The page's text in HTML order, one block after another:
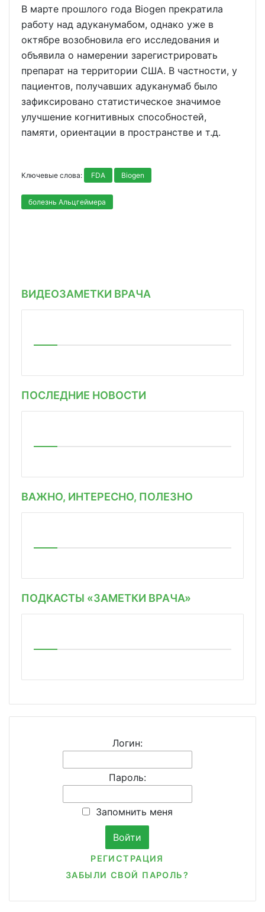
В марте прошлого года Biogen прекратила
работу над адуканумабом, однако уже в
октябре возобновила его исследования и
объявила о намерении зарегистрировать
препарат на территории США. В частности, у
пациентов, получавших адуканумаб было
зафиксировано статистическое значимое
улучшение когнитивных способностей,
памяти, ориентации в пространстве и т.д.
Ключевые слова: FDA Biogen
болезнь Альцгеймера
ВИДЕОЗАМЕТКИ ВРАЧА
ПОСЛЕДНИЕ НОВОСТИ
ВАЖНО, ИНТЕРЕСНО, ПОЛЕЗНО
ПОДКАСТЫ «ЗАМЕТКИ ВРАЧА»
Логин:
Пароль:
Запомнить меня
РЕГИСТРАЦИЯ
ЗАБЫЛИ СВОЙ ПАРОЛЬ?